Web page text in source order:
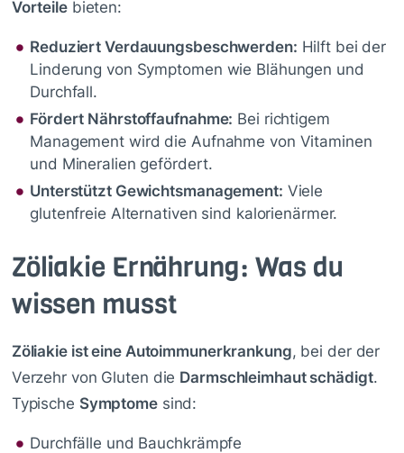
Vorteilebieten:
Reduziert Verdauungsbeschwerden: Hilft bei der
Linderung von Symptomen wie Blähungen und
Durchfall.
Fördert Nährstoffaufnahme: Bei richtigem
Management wird die Aufnahme von Vitaminen
und Mineralien gefördert.
Unterstützt Gewichtsmanagement: Viele
glutenfreie Alternativen sind kalorienärmer.
Zöliakie Ernährung: Was du
wissen musst
Zöliakie ist eine Autoimmunerkrankung, bei der der
Verzehr von Gluten die Darmschleimhaut schädigt.
Typische Symptomesind:
Durchfälle und Bauchkrämpfe